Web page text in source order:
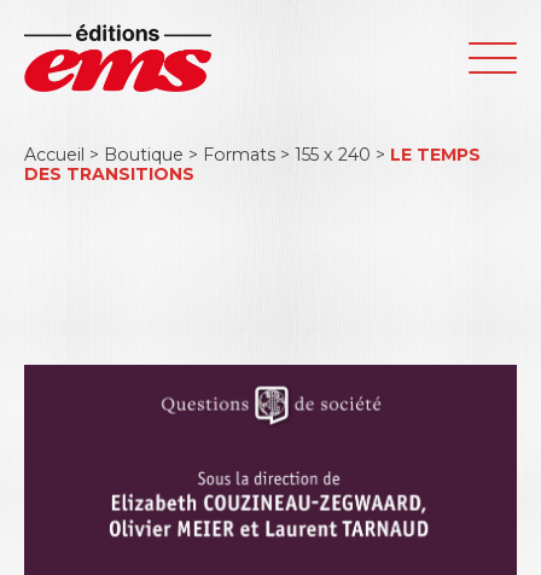
Accueil > Boutique > Formats > 155 x 240 > LE TEMPS
DES TRANSITIONS